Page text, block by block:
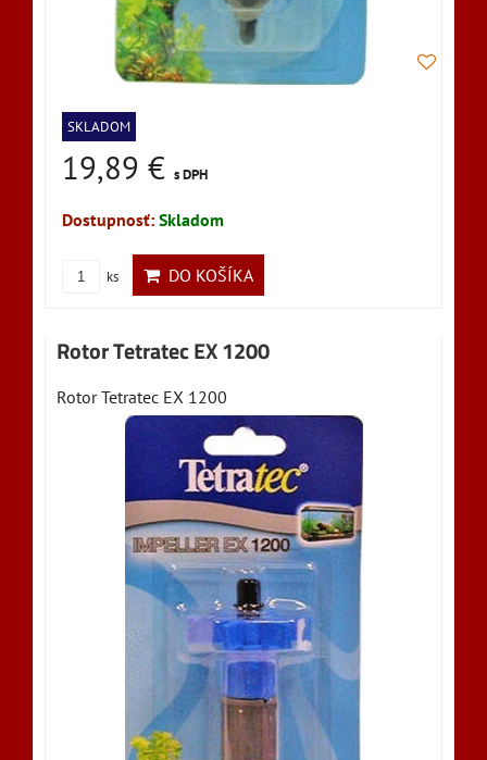
SKLADOM
19,89 € s DPH
Dostupnosť: Skladom
ks DO KOŠÍKA
Rotor Tetratec EX 1200
Rotor Tetratec EX 1200